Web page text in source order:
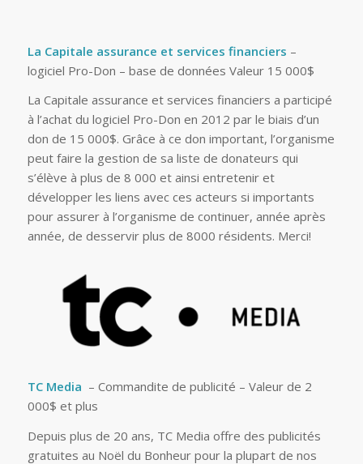
La Capitale assurance et services financiers –
logiciel Pro-Don – base de données Valeur 15 000$
La Capitale assurance et services financiers a participé
à l’achat du logiciel Pro-Don en 2012 par le biais d’un
don de 15 000$. Grâce à ce don important, l’organisme
peut faire la gestion de sa liste de donateurs qui
s’élève à plus de 8 000 et ainsi entretenir et
développer les liens avec ces acteurs si importants
pour assurer à l’organisme de continuer, année après
année, de desservir plus de 8000 résidents. Merci!
TC Media – Commandite de publicité – Valeur de 2
000$ et plus
Depuis plus de 20 ans, TC Media offre des publicités
gratuites au Noël du Bonheur pour la plupart de nos